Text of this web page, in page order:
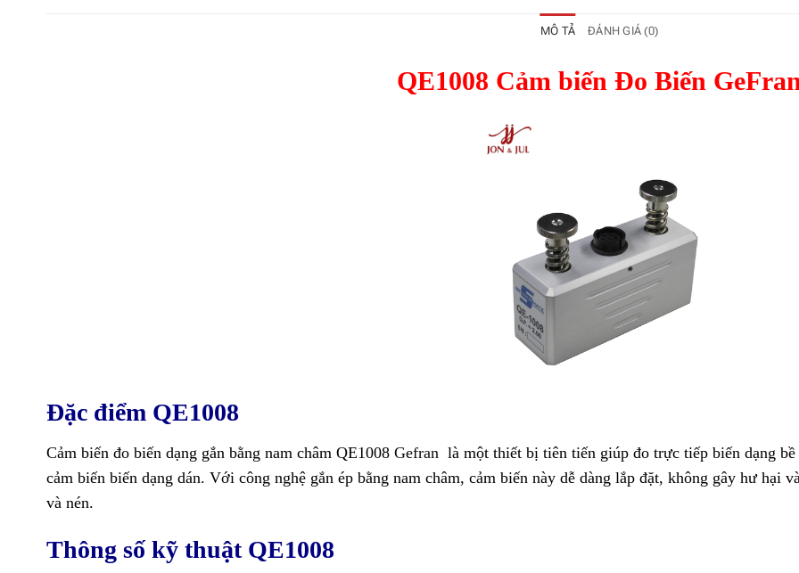
MÔ TẢ ĐÁNH GIÁ (0)
QE1008 Cảm biến Đo Biến
Đặc điểm QE1008
Cảm biến đo biến dạng gắn bằng nam châm QE1008 Gefran là một thiết bị tiên tiến giúp đo trực tiếp biến dạng
cảm biến biến dạng dán. Với công nghệ gắn ép bằng nam châm, cảm biến này dễ dàng lắp đặt, không gây hư hại
và nén.
Thông số kỹ thuật QE1008